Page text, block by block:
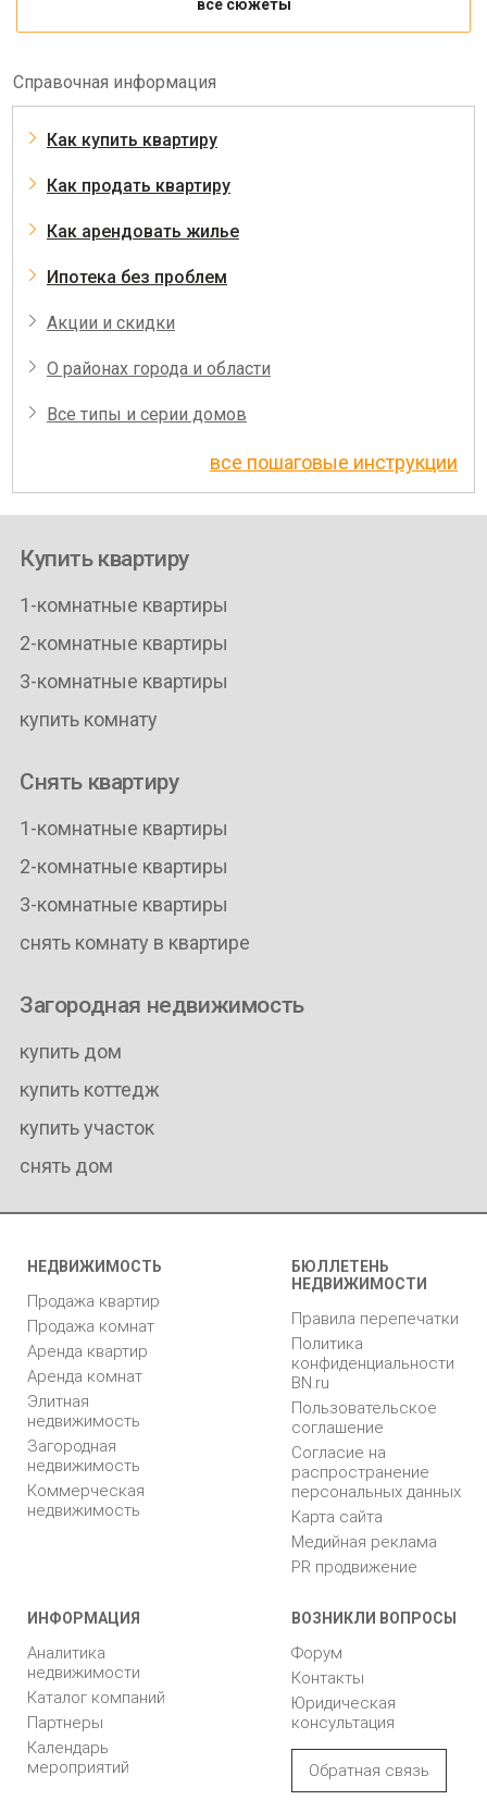
все сюжеты
Справочная информация
Как купить квартиру
Как продать квартиру
Как арендовать жилье
Ипотека без проблем
Акции и скидки
О районах города и области
Все типы и серии домов
все пошаговые инструкции
Купить квартиру
1-комнатные квартиры
2-комнатные квартиры
3-комнатные квартиры
купить комнату
Снять квартиру
1-комнатные квартиры
2-комнатные квартиры
3-комнатные квартиры
снять комнату в квартире
Загородная недвижимость
купить дом
купить коттедж
купить участок
снять дом
НЕДВИЖИМОСТЬ
Продажа квартир
Продажа комнат
Аренда квартир
Аренда комнат
Элитная
недвижимость
Загородная
недвижимость
Коммерческая
недвижимость
БЮЛЛЕТЕНЬ
НЕДВИЖИМОСТИ
Правила перепечатки
Политика
конфиденциальности
BN.ru
Пользовательское
соглашение
Согласие на
распространение
персональных данных
Карта сайта
Медийная реклама
PR продвижение
ИНФОРМАЦИЯ
Аналитика
недвижимости
Каталог компаний
Партнеры
Календарь
мероприятий
ВОЗНИКЛИ ВОПРОСЫ
Форум
Контакты
Юридическая
консультация
Обратная связь